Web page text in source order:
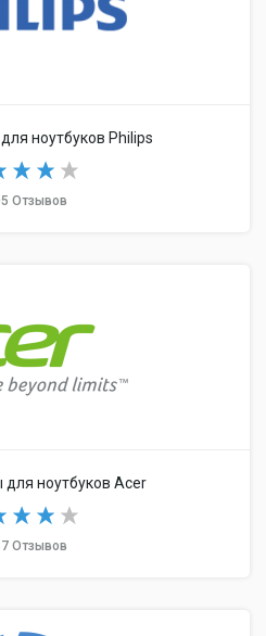
ноутбуков Philips
Отзывов
ноутбуков Acer
Отзывов